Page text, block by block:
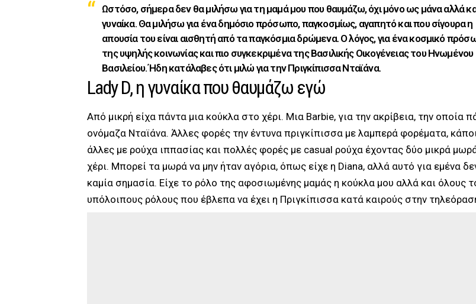
Ωστόσο, σήμερα δεν θα μιλήσω για τη μαμά μου που θαυμάζω, όχι μόνο ως μάνα αλλά
γυναίκα. Θα μιλήσω για ένα δημόσιο πρόσωπο, παγκοσμίως, αγαπητό και που σίγουρα η
απουσία του είναι αισθητή από τα παγκόσμια δρώμενα. Ο λόγος, για ένα κοσμικό
της υψηλής κοινωνίας και πιο συγκεκριμένα της Βασιλικής Οικογένειας του Ηνωμένου
Βασιλείου. Ήδη κατάλαβες ότι μιλώ για την Πριγκίπισσα Νταϊάνα.
Lady D, η γυναίκα που θαυμάζω εγώ
Από μικρή είχα πάντα μια κούκλα στο χέρι. Μια Barbie, για την ακρίβεια, την οποία
ονόμαζα Νταϊάνα. Άλλες φορές την έντυνα πριγκίπισσα με λαμπερά φορέματα,
άλλες με ρούχα ιππασίας και πολλές φορές με casual ρούχα έχοντας δύο μικρά
χέρι. Μπορεί τα μωρά να μην ήταν αγόρια, όπως είχε η Diana, αλλά αυτό για εμένα
καμία σημασία. Είχε το ρόλο της αφοσιωμένης μαμάς η κούκλα μου αλλά και όλους
υπόλοιπους ρόλους που έβλεπα να έχει η Πριγκίπισσα κατά καιρούς στην